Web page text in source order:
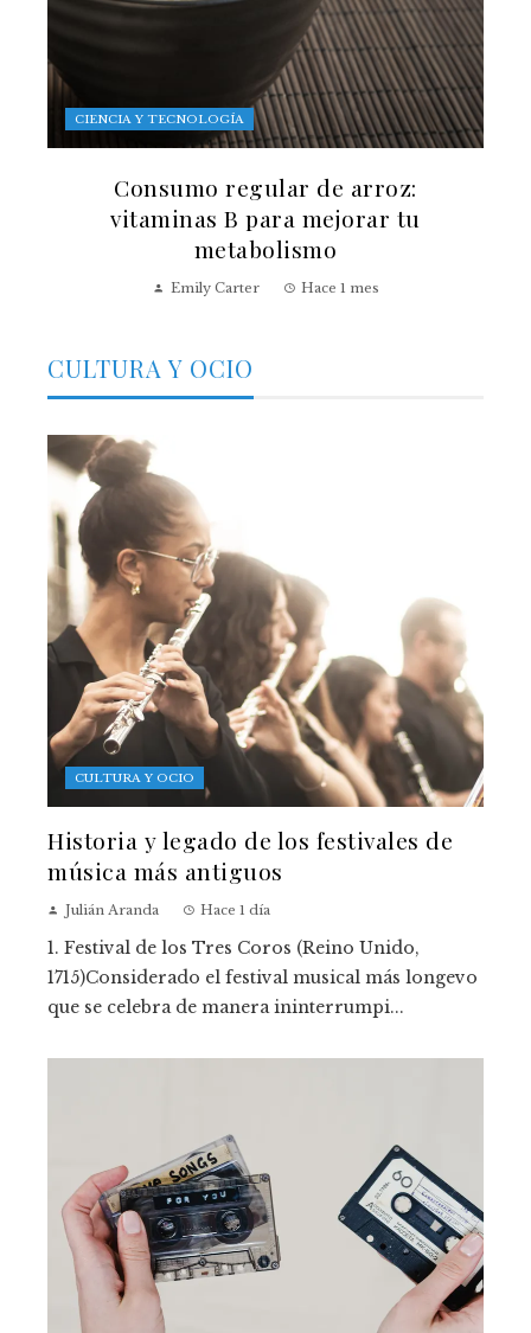
CIENCIA Y TECNOLOGÍA
Consumo regular de arroz:
vitaminas B para mejorar tu
metabolismo
Emily Carter Hace 1 mes
CULTURA Y OCIO
CULTURA Y OCIO
Historia y legado de los festivales de
música más antiguos
Julián Aranda Hace 1 día
1. Festival de los Tres Coros (Reino Unido,
1715)Considerado el festival musical más longevo
que se celebra de manera ininterrumpi...